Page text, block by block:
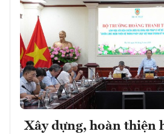
Xây dựng, hoàn thiện